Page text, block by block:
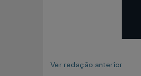
Ver redação anterior